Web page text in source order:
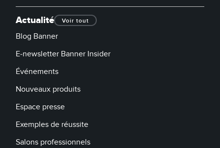
Actualité Voir tout
Blog Banner
E-newsletter Banner Insider
Événements
Nouveaux produits
Espace presse
Exemples de réussite
Salons professionnels